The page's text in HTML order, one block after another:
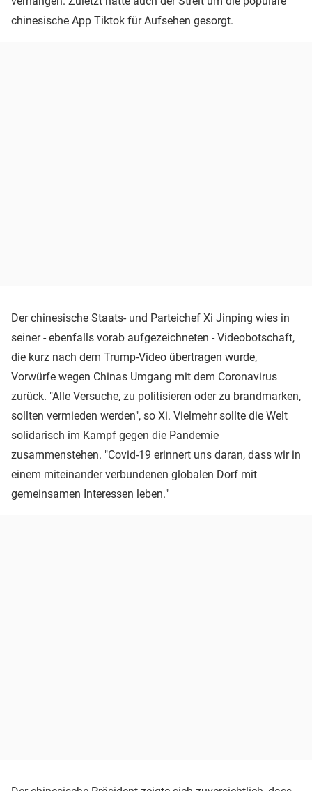
chinesische App Tiktok für Aufsehen gesorgt.
Der chinesische Staats- und Parteichef Xi Jinping wies in
seiner - ebenfalls vorab aufgezeichneten - Videobotschaft,
die kurz nach dem Trump-Video übertragen wurde,
Vorwürfe wegen Chinas Umgang mit dem Coronavirus
zurück. "Alle Versuche, zu politisieren oder zu brandmarken,
sollten vermieden werden", so Xi. Vielmehr sollte die Welt
solidarisch im Kampf gegen die Pandemie
zusammenstehen. "Covid-19 erinnert uns daran, dass wir in
einem miteinander verbundenen globalen Dorf mit
gemeinsamen Interessen leben."